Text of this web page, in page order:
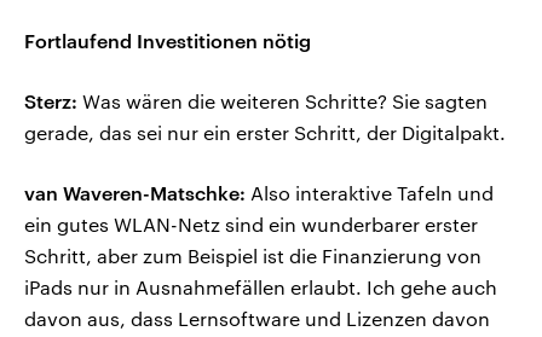
Fortlaufend Investitionen nötig
Sterz: Was wären die weiteren Schritte? Sie sagten
gerade, das sei nur ein erster Schritt, der Digitalpakt.
van Waveren-Matschke: Also interaktive Tafeln und
ein gutes WLAN-Netz sind ein wunderbarer erster
Schritt, aber zum Beispiel ist die Finanzierung von
iPads nur in Ausnahmefällen erlaubt. Ich gehe auch
davon aus, dass Lernsoftware und Lizenzen davon